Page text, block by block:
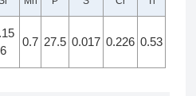
6
0.7 27.5 0.017 0.226 0.53